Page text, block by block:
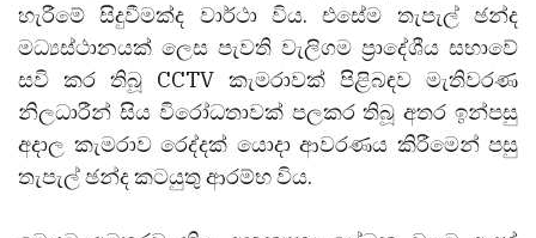
හැරීමේ සිදුවීමක්ද වාර්ථා විය. එසේම තැපැල් ඡන්ද
මධ්‍යස්ථානයක් ලෙස පැවති වැලිගම ප‍්‍රාදේශීය සභාවේ
සවි කර තිබූ CCTV කැමරාවක් පිළිබඳව මැතිවරණ
නිලධාරීන් සිය විරෝධතාවක් පලකර තිබූ අතර ඉන්පසු
අදාල කැමරාව රෙද්දක් යොදා ආවරණය කිරීමෙන් පසු
තැපැල් ඡන්ද කටයුතු ආරම්භ විය.